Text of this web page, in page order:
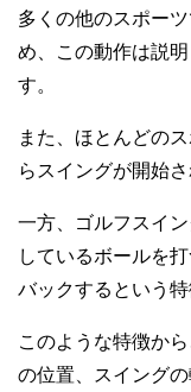
多くの他のスポー
め、この動作は説
す。
また、ほとんどの
らスイングが開始
一方、ゴルフスイ
しているボールを
バックするという特
このような特徴か
の位置、スイング